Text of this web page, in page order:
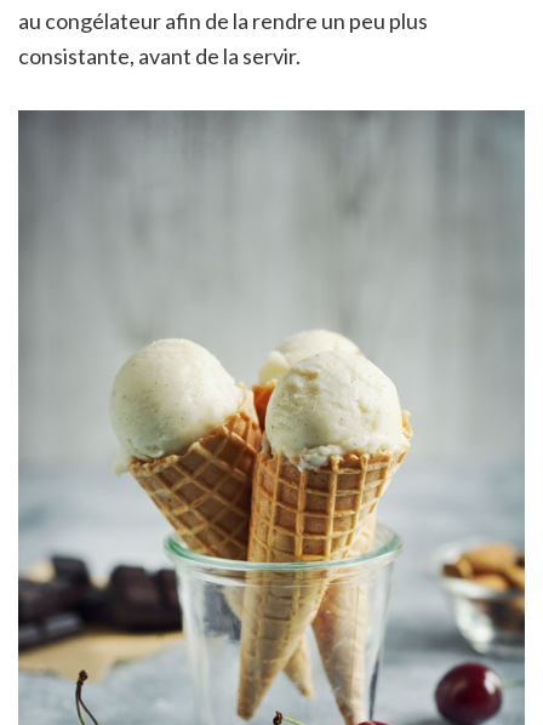
au congélateur afin de la rendre un peu plus
consistante, avant de la servir.